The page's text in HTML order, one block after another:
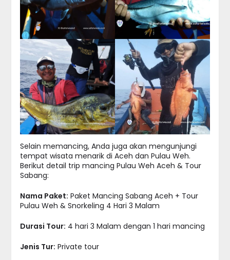
Selain memancing, Anda juga akan mengunjungi
tempat wisata menarik di Aceh dan Pulau Weh.
Berikut detail trip mancing Pulau Weh Aceh & Tour
Sabang:
Nama Paket: Paket Mancing Sabang Aceh + Tour
Pulau Weh & Snorkeling 4 Hari 3 Malam
Durasi Tour: 4 hari 3 Malam dengan 1 hari mancing
Jenis Tur: Private tour